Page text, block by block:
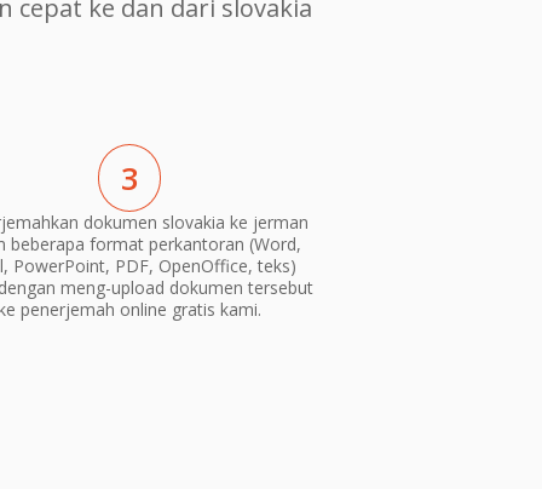
ke dan dari slovakia
3
dokumen slovakia ke jerman
beberapa format perkantoran (Word,
PowerPoint, PDF, OpenOffice, teks)
meng-upload dokumen tersebut
penerjemah online gratis kami.